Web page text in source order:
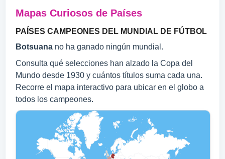
Mapas Curiosos de Países
PAÍSES CAMPEONES DEL MUNDIAL DE FÚTBOL
Botsuana no ha ganado ningún mundial.
Consulta qué selecciones han alzado la Copa del
Mundo desde 1930 y cuántos títulos suma cada una.
Recorre el mapa interactivo para ubicar en el globo a
todos los campeones.